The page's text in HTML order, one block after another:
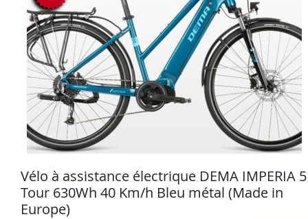
Vélo à assistance électrique DEMA IMPERIA 5
Tour 630Wh 40 Km/h Bleu métal (Made in
Europe)